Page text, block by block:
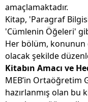
amaçlamaktadır.
Kitap, 'Paragraf
'Cümlenin Öğeleri'
Her bölüm, konunun
olacak şekilde
Kitabın Amacı ve
MEB’in Ortaöğretim
hazırlanmış olan bu